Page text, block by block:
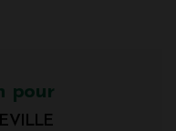
pour